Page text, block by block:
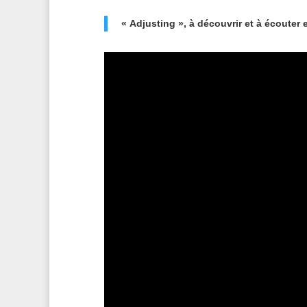
« Adjusting », à découvrir et à écouter